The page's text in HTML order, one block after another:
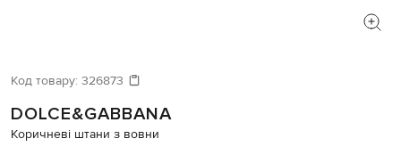
Код товару: 326873
DOLCE&GABBANA
Коричневі штани з вовни